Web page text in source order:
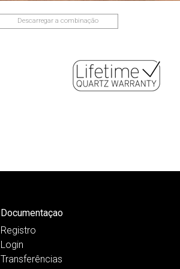
Descarregar a combinação
Documentaçao
Registro
Login
Transferências